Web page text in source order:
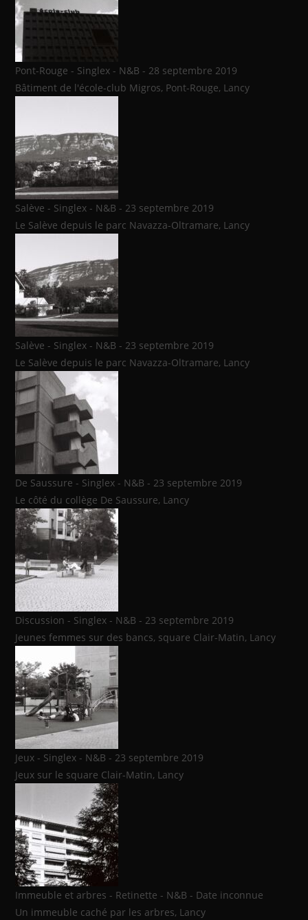
Pont-Rouge - Singlex - N&B - 28 septembre 2019
Bâtiment de l'école-club Migros, Pont-Rouge, Lancy
Salève - Singlex - N&B - 23 septembre 2019
Le Salève depuis le parc Navazza-Oltramare, Lancy
Salève - Singlex - N&B - 23 septembre 2019
Le Salève depuis le parc Navazza-Oltramare, Lancy
De Saussure - Singlex - N&B - 23 septembre 2019
Le côté du collège De Saussure, Lancy
Discussion - Singlex - N&B - 23 septembre 2019
Jeunes femmes sur des bancs, square Clair-Matin, Lancy
Jeux - Singlex - N&B - 23 septembre 2019
Jeux sur le square Clair-Matin, Lancy
Immeuble et arbres - Retinette - N&B - Date inconnue
Un immeuble caché par les arbres, Lancy